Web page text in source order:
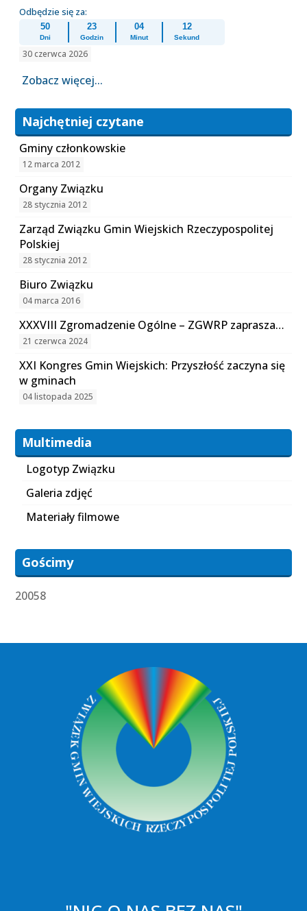
Odbędzie się za:
50
Dni
23
Godzin
04
Minut
12
Sekund
30 czerwca 2026
Zobacz więcej...
Najchętniej czytane
Gminy członkowskie
12 marca 2012
Organy Związku
28 stycznia 2012
Zarząd Związku Gmin Wiejskich Rzeczypospolitej
Polskiej
28 stycznia 2012
Biuro Związku
04 marca 2016
XXXVIII Zgromadzenie Ogólne – ZGWRP zaprasza…
21 czerwca 2024
XXI Kongres Gmin Wiejskich: Przyszłość zaczyna się
w gminach
04 listopada 2025
Multimedia
Logotyp Związku
Galeria zdjęć
Materiały filmowe
Gościmy
20058